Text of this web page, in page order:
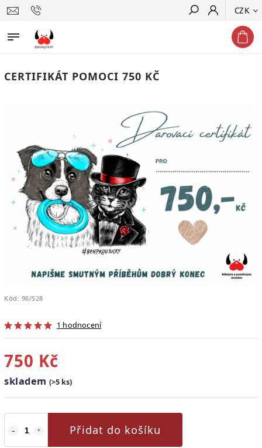
CZK
Hledat
CERTIFIKÁT POMOCI 750 KČ
Kód: 96/S28
1 hodnocení
750 Kč
skladem (>5 ks)
Přidat do košíku